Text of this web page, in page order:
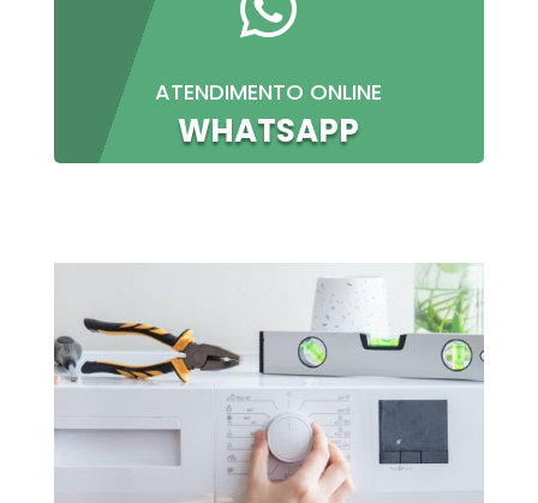
ATENDIMENTO ONLINE
WHATSAPP